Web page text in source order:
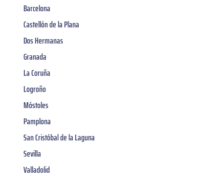
Barcelona
Castellón de la Plana
Dos Hermanas
Granada
La Coruña
Logroño
Móstoles
Pamplona
San Cristóbal de la Laguna
Sevilla
Valladolid